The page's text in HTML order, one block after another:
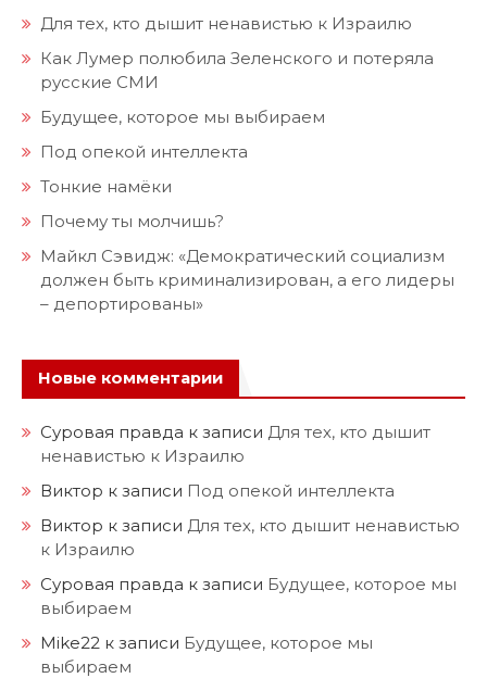
Для тех, кто дышит ненавистью к Израилю
Как Лумер полюбила Зеленского и потеряла
русские СМИ
Будущее, которое мы выбираем
Под опекой интеллекта
Тонкие намёки
Почему ты молчишь?
Майкл Сэвидж: «Демократический социализм
должен быть криминализирован, а его лидеры
– депортированы»
Новые комментарии
Суровая правда к записи Для тех, кто дышит
ненавистью к Израилю
Виктор к записи Под опекой интеллекта
Виктор к записи Для тех, кто дышит ненавистью
к Израилю
Суровая правда к записи Будущее, которое мы
выбираем
Mike22 к записи Будущее, которое мы
выбираем